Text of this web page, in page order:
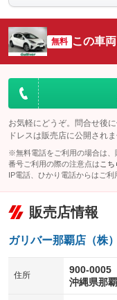
シートエアコン
：装備なし
サイドカメラ
：装備なし
エアサスペンション
無料 この車
お気軽にどうぞ。問合せ後
ドレスは販売店に公開されま
※無料電話をご利用の場合は、
番号ご利用の際の注意点は こち
IP電話、ひかり電話からはご利
販売店情報
ガリバー那覇店（株
住所
900-0005
沖縄県那